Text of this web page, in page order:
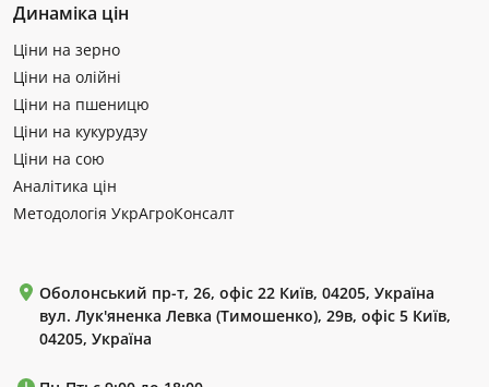
Динаміка цін
Ціни на зерно
Ціни на олійні
Ціни на пшеницю
Ціни на кукурудзу
Ціни на сою
Аналітика цін
Методологія УкрАгроКонсалт
Оболонський пр-т, 26, офіс 22 Київ, 04205, Україна
вул. Лук'яненка Левка (Тимошенко), 29в, офіс 5 Київ,
04205, Україна